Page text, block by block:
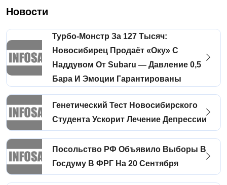
Новости
Турбо-Монстр За 127 Тысяч:
Новосибирец Продаёт «Оку» С
Наддувом От Subaru — Давление 0,5
Бара И Эмоции Гарантированы
Генетический Тест Новосибирского
Студента Ускорит Лечение Депрессии
Посольство РФ Объявило Выборы В
Госдуму В ФРГ На 20 Сентября